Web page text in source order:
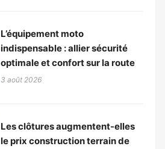
L’équipement moto
indispensable : allier sécurité
optimale et confort sur la route
3 août 2026
Les clôtures augmentent-elles
le prix construction terrain de